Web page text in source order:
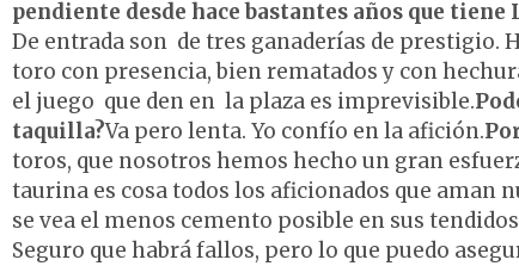
pendiente desde hace bastantes años que tiene
De entrada son de tres ganaderías de prestigio.
toro con presencia, bien rematados y con
el juego que den en la plaza es imprevisible.
taquilla?Va pero lenta. Yo confío en la afición.
toros, que nosotros hemos hecho un gran
taurina es cosa todos los aficionados que aman
se vea el menos cemento posible en sus
Seguro que habrá fallos, pero lo que puedo